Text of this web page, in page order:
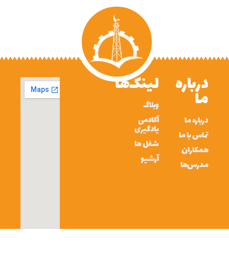
درباره
ما
درباره ما
تماس با ما
همکاران
مدرس‌ها
لینک‌ها
وبلاگ
آکادمی
یادگیری
شغل ها
آرشیو